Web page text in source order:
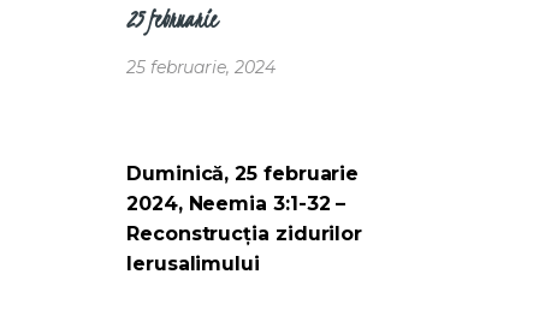
CITIREA BIBLIEI
MISIUNEA BETANIA
LOGIN MEMBER
PORTAL
25 februarie
25 februarie, 2024
Duminică, 25 februarie
2024, Neemia 3:1-32 –
Reconstrucția zidurilor
Ierusalimului